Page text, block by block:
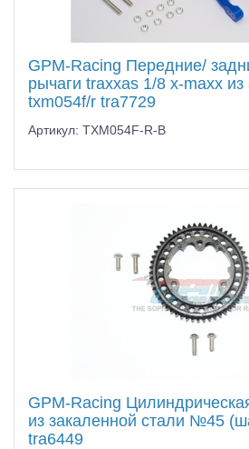
GPM-Racing Передние/
рычаги traxxas 1/8 x-maxx
txm054f/r tra7729
Артикул: TXM054F-R-B
GPM-Racing
из закаленной стали №45
tra6449